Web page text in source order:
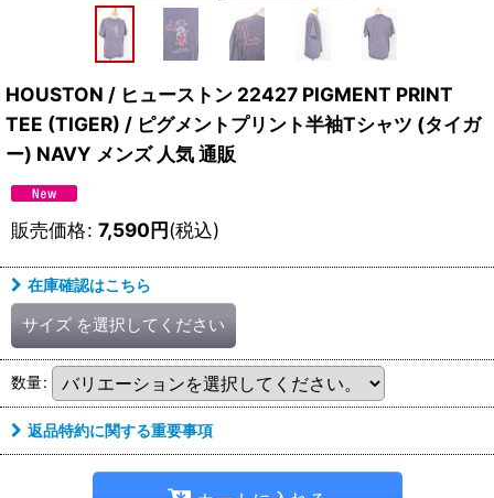
HOUSTON / ヒューストン 22427 PIGMENT PRINT
TEE (TIGER) / ピグメントプリント半袖Tシャツ (タイガ
ー) NAVY メンズ 人気 通販
販売価格: 7,590円(税込)
在庫確認はこちら
サイズ を選択してください
数量:
返品特約に関する重要事項